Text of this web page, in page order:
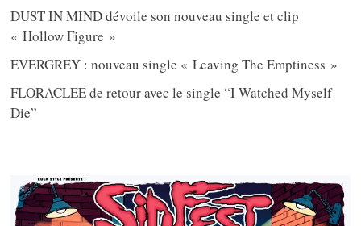
DUST IN MIND dévoile son nouveau single et clip
« Hollow Figure »
EVERGREY : nouveau single « Leaving The Emptiness »
FLORACLEE de retour avec le single “I Watched Myself
Die”